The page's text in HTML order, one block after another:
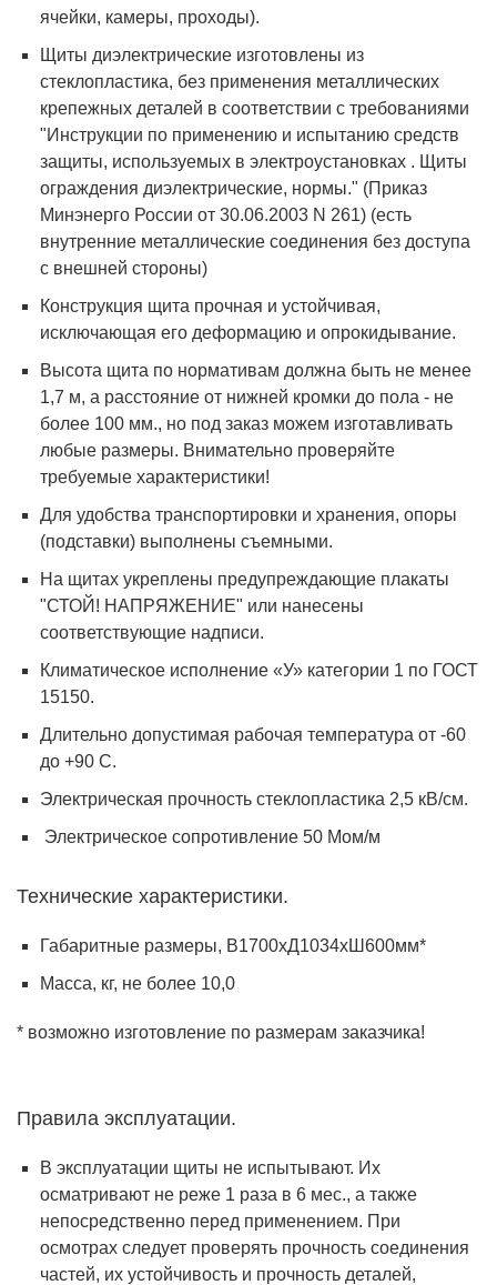
ячейки, камеры, проходы).
Щиты диэлектрические изготовлены из
стеклопластика, без применения металлических
крепежных деталей в соответствии с требованиями
"Инструкции по применению и испытанию средств
защиты, используемых в электроустановках . Щиты
ограждения диэлектрические, нормы." (Приказ
Минэнерго России от 30.06.2003 N 261) (есть
внутренние металлические соединения без доступа
с внешней стороны)
Конструкция щита прочная и устойчивая,
исключающая его деформацию и опрокидывание.
Высота щита по нормативам должна быть не менее
1,7 м, а расстояние от нижней кромки до пола - не
более 100 мм., но под заказ можем изготавливать
любые размеры. Внимательно проверяйте
требуемые характеристики!
Для удобства транспортировки и хранения, опоры
(подставки) выполнены съемными.
На щитах укреплены предупреждающие плакаты
"СТОЙ! НАПРЯЖЕНИЕ" или нанесены
соответствующие надписи.
Климатическое исполнение «У» категории 1 по ГОСТ
15150.
Длительно допустимая рабочая температура от -60
до +90 С.
Электрическая прочность стеклопластика 2,5 кВ/см.
Электрическое сопротивление 50 Мом/м
Технические характеристики.
Габаритные размеры, В1700хД1034хШ600мм*
Масса, кг, не более 10,0
* возможно изготовление по размерам заказчика!
Правила эксплуатации.
В эксплуатации щиты не испытывают. Их
осматривают не реже 1 раза в 6 мес., а также
непосредственно перед применением. При
осмотрах следует проверять прочность соединения
частей, их устойчивость и прочность деталей,